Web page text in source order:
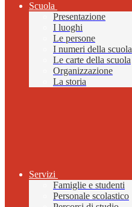
Scuola
Presentazione
I luoghi
Le persone
I numeri della scuola
Le carte della scuola
Organizzazione
La storia
Servizi
Famiglie e studenti
Personale scolastico